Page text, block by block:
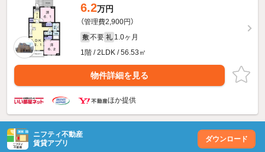
6.2万円
（管理費2,900円）
敷 不要 礼 1.0ヶ月
1階 / 2LDK / 56.53㎡
物件詳細を見る
ほか提供
ニフティ不動産
賃貸アプリ
ダウンロード